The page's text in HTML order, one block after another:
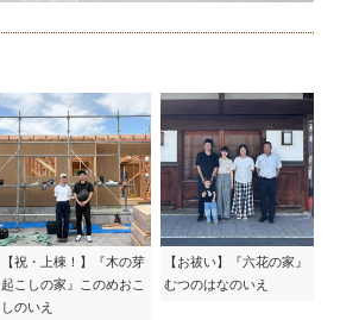
【祝・上棟！】『木の芽
起こしの家』このめおこ
しのいえ
【お祓い】『六花の家』
むつのはなのいえ